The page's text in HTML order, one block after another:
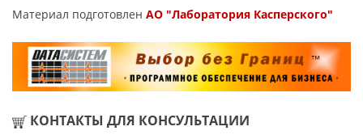
Материал подготовлен АО "Лаборатория Касперского"
КОНТАКТЫ ДЛЯ КОНСУЛЬТАЦИИ